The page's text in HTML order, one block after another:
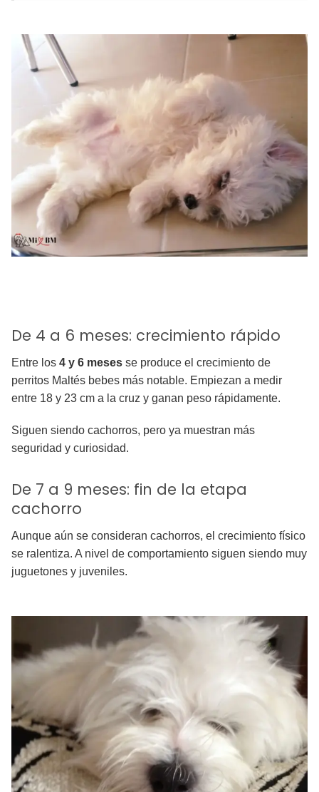
De 4 a 6 meses: crecimiento rápido
Entre los 4 y 6 meses se produce el crecimiento de
perritos Maltés bebes más notable. Empiezan a medir
entre 18 y 23 cm a la cruz y ganan peso rápidamente.
Siguen siendo cachorros, pero ya muestran más
seguridad y curiosidad.
De 7 a 9 meses: fin de la etapa
cachorro
Aunque aún se consideran cachorros, el crecimiento físico
se ralentiza. A nivel de comportamiento siguen siendo muy
juguetones y juveniles.